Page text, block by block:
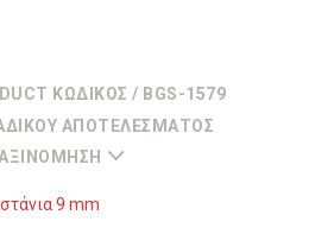
ΚΩΔΙΚΌΣ / BGS-1579
ΑΠΟΤΕΛΈΣΜΑΤΟΣ